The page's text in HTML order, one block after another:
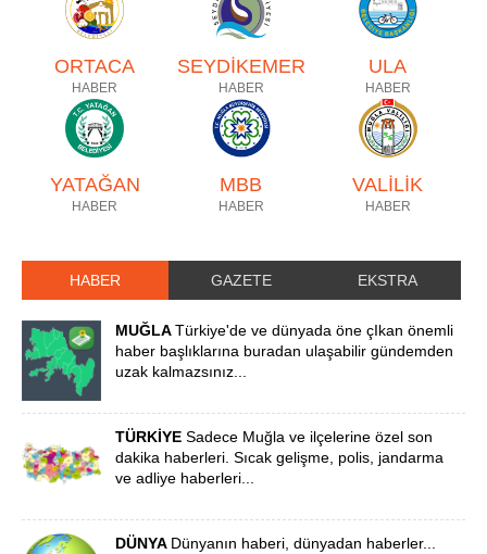
ORTACA
HABER
SEYDİKEMER
HABER
ULA
HABER
YATAĞAN
HABER
MBB
HABER
VALİLİK
HABER
HABER GAZETE EKSTRA
MUĞLATürkiye'de ve dünyada öne çIkan önemli
haber başlıklarına buradan ulaşabilir gündemden
uzak kalmazsınız...
TÜRKİYESadece Muğla ve ilçelerine özel son
dakika haberleri. Sıcak gelişme, polis, jandarma
ve adliye haberleri...
DÜNYA Dünyanın haberi, dünyadan haberler...